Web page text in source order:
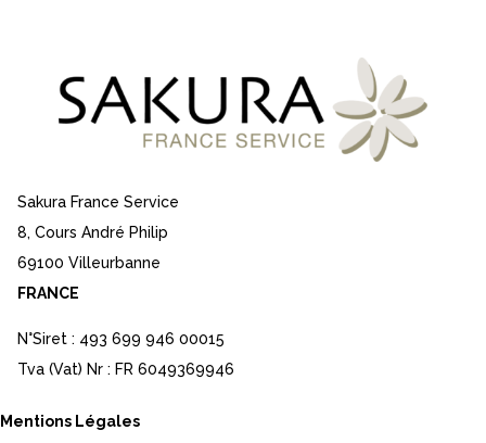
Sakura France Service
8, Cours André Philip
69100 Villeurbanne
FRANCE
N°Siret : 493 699 946 00015
Tva (Vat) Nr : FR 6049369946
Mentions Légales